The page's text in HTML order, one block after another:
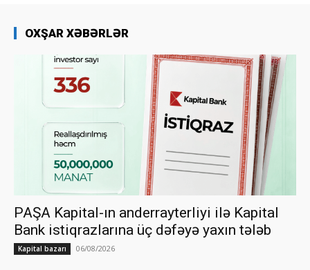
OXŞAR XƏBƏRLƏR
PAŞA Kapital-ın anderrayterliyi ilə Kapital
Bank istiqrazlarına üç dəfəyə yaxın tələb
Kapital bazarı 06/08/2026